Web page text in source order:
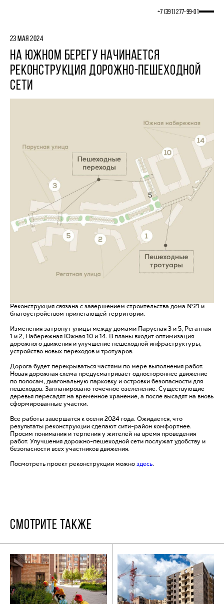
+7 (391) 277‒99‒01
23 МАЯ 2024
НА ЮЖНОМ БЕРЕГУ НАЧИНАЕТСЯ
РЕКОНСТРУКЦИЯ ДОРОЖНО-ПЕШЕХОДНОЙ
СЕТИ
Реконструкция связана с завершением строительства дома №21 и
благоустройством прилегающей территории.
Изменения затронут улицы между домами Парусная 3 и 5, Регатная
1 и 2, Набережная Южная 10 и 14. В планы входит оптимизация
дорожного движения и улучшение пешеходной инфраструктуры,
устройство новых переходов и тротуаров.
Дорога будет перекрываться частями по мере выполнения работ.
Новая дорожная схема предусматривает одностороннее движение
по полосам, диагональную парковку и островки безопасности для
пешеходов. Запланировано точечное озеленение. Существующие
деревья пересадят на временное хранение, а после высадят на вновь
сформированные участки.
Все работы завершатся к осени 2024 года. Ожидается, что
результаты реконструкции сделают сити-район комфортнее.
Просим понимания и терпения у жителей на время проведения
работ. Улучшения дорожно-пешеходной сети послужат удобству и
безопасности всех участников движения.
Посмотреть проект реконструкции можноздесь.
СМОТРИТЕ ТАКЖЕ